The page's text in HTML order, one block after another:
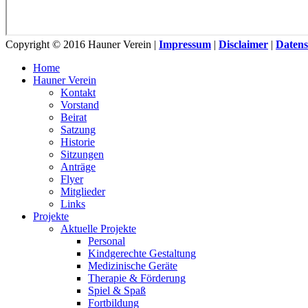
Copyright © 2016 Hauner Verein | Impressum | Disclaimer |
Home
Hauner Verein
Kontakt
Vorstand
Beirat
Satzung
Historie
Sitzungen
Anträge
Flyer
Mitglieder
Links
Projekte
Aktuelle Projekte
Personal
Kindgerechte Gestaltung
Medizinische Geräte
Therapie & Förderung
Spiel & Spaß
Fortbildung